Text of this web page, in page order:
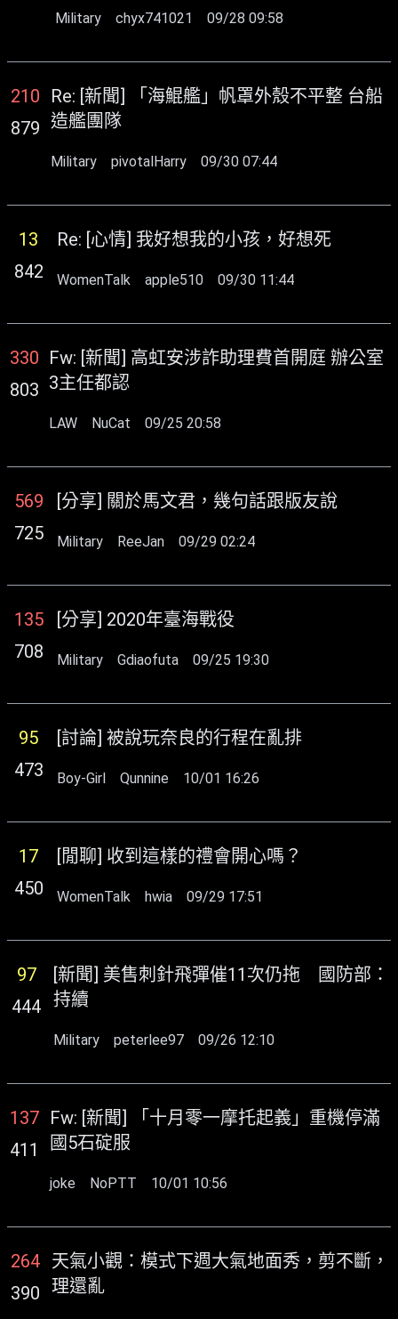
Military chyx741021 09/28 09:58
210
879
Re: [新聞] 「海鯤艦」帆罩外殼不平整 台船
造艦團隊
Military pivotalHarry 09/30 07:44
13
842
Re: [心情] 我好想我的小孩，好想死
WomenTalk apple510 09/30 11:44
330
803
Fw: [新聞] 高虹安涉詐助理費首開庭 辦公室
3主任都認
LAW NuCat 09/25 20:58
569
725
[分享] 關於馬文君，幾句話跟版友說
Military ReeJan 09/29 02:24
135
708
[分享] 2020年臺海戰役
Military Gdiaofuta 09/25 19:30
95
473
[討論] 被說玩奈良的行程在亂排
Boy-Girl Qunnine 10/01 16:26
17
450
[閒聊] 收到這樣的禮會開心嗎？
WomenTalk hwia 09/29 17:51
97
444
[新聞] 美售刺針飛彈催11次仍拖 國防部：
持續
Military peterlee97 09/26 12:10
137
411
Fw: [新聞] 「十月零一摩托起義」重機停滿
國5石碇服
joke NoPTT 10/01 10:56
264
390
天氣小觀：模式下週大氣地面秀，剪不斷，
理還亂